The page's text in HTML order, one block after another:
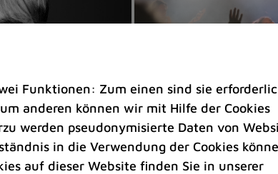
Veranstaltungen
Funktionen: Zum einen sind sie
anderen können wir mit Hilfe der Cookies
werden pseudonymisierte Daten von
in die Verwendung der Cookies
auf dieser Website finden Sie in unserer